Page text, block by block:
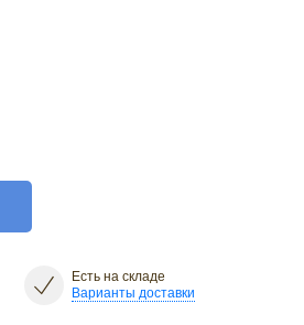
Есть на складе
Варианты доставки